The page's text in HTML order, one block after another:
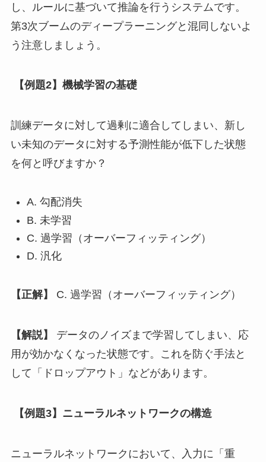
し、ルールに基づいて推論を行うシステムです。
第3次ブームのディープラーニングと混同しないよ
う注意しましょう。
【例題2】機械学習の基礎
訓練データに対して過剰に適合してしまい、新し
い未知のデータに対する予測性能が低下した状態
を何と呼びますか？
A. 勾配消失
B. 未学習
C. 過学習（オーバーフィッティング）
D. 汎化
【正解】 C. 過学習（オーバーフィッティング）
【解説】
データのノイズまで学習してしまい、応
用が効かなくなった状態です。これを防ぐ手法と
して「ドロップアウト」などがあります。
【例題3】ニューラルネットワークの構造
ニューラルネットワークにおいて、入力に「重